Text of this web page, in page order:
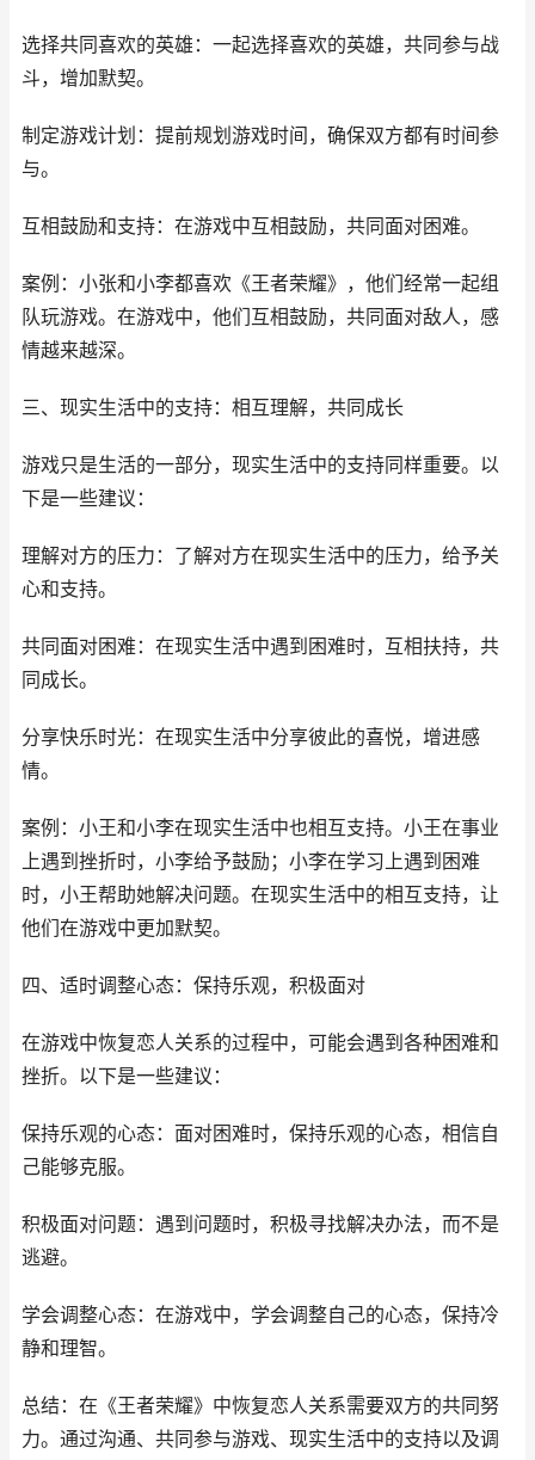
选择共同喜欢的英雄：一起选择喜欢的英雄，共同参与战
斗，增加默契。
制定游戏计划：提前规划游戏时间，确保双方都有时间参
与。
互相鼓励和支持：在游戏中互相鼓励，共同面对困难。
案例：小张和小李都喜欢《王者荣耀》，他们经常一起组
队玩游戏。在游戏中，他们互相鼓励，共同面对敌人，感
情越来越深。
三、现实生活中的支持：相互理解，共同成长
游戏只是生活的一部分，现实生活中的支持同样重要。以
下是一些建议：
理解对方的压力：了解对方在现实生活中的压力，给予关
心和支持。
共同面对困难：在现实生活中遇到困难时，互相扶持，共
同成长。
分享快乐时光：在现实生活中分享彼此的喜悦，增进感
情。
案例：小王和小李在现实生活中也相互支持。小王在事业
上遇到挫折时，小李给予鼓励；小李在学习上遇到困难
时，小王帮助她解决问题。在现实生活中的相互支持，让
他们在游戏中更加默契。
四、适时调整心态：保持乐观，积极面对
在游戏中恢复恋人关系的过程中，可能会遇到各种困难和
挫折。以下是一些建议：
保持乐观的心态：面对困难时，保持乐观的心态，相信自
己能够克服。
积极面对问题：遇到问题时，积极寻找解决办法，而不是
逃避。
学会调整心态：在游戏中，学会调整自己的心态，保持冷
静和理智。
总结：在《王者荣耀》中恢复恋人关系需要双方的共同努
力。通过沟通、共同参与游戏、现实生活中的支持以及调